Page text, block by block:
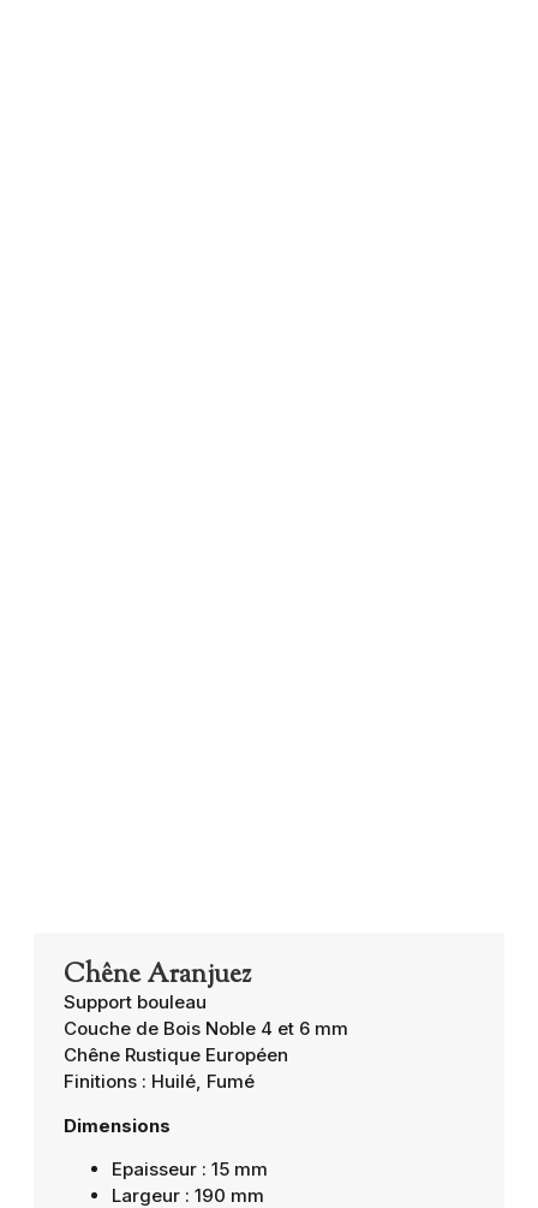
Chêne Aranjuez
Support bouleau
Couche de Bois Noble 4 et 6 mm
Chêne Rustique Européen
Finitions : Huilé, Fumé
Dimensions
Epaisseur : 15 mm
Largeur : 190 mm